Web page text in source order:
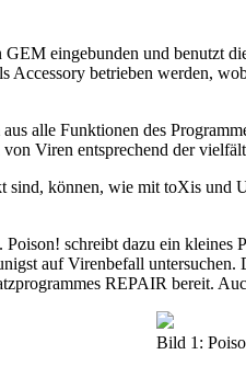
eingebunden und benutzt
Accessory betrieben werden,
alle Funktionen des
Viren entsprechend der
sind, können, wie mit toXis
schreibt dazu ein
auf Virenbefall
REPAIR bereit.
Bild 1: